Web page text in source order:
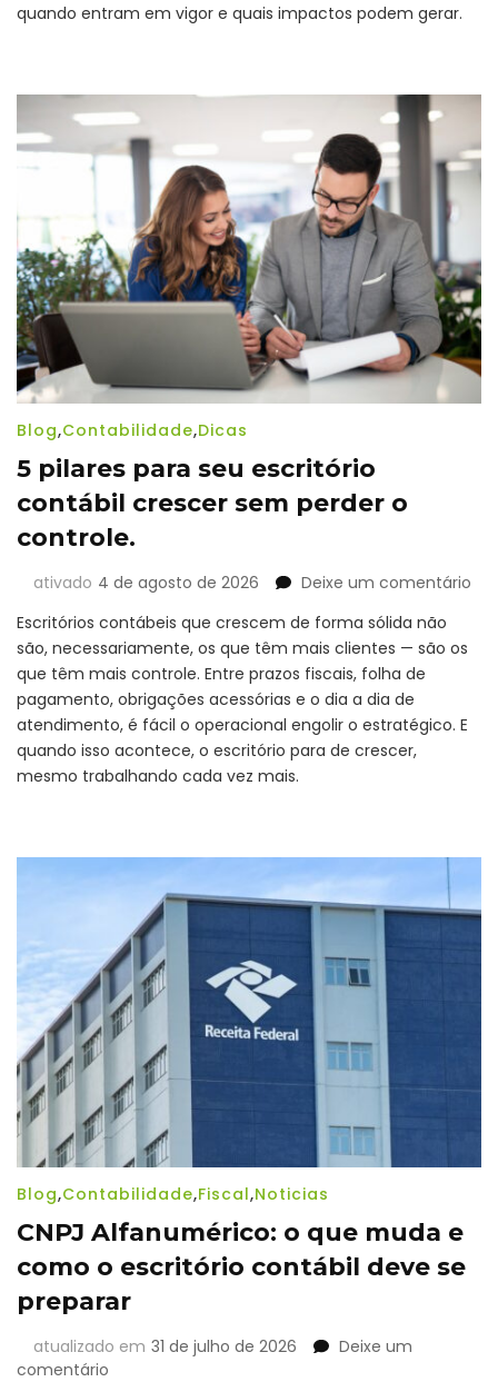
quando entram em vigor e quais impactos podem gerar.
Blog,Contabilidade,Dicas
5 pilares para seu escritório
contábil crescer sem perder o
controle.
ativado 4 de agosto de 2026 Deixe um comentário
Escritórios contábeis que crescem de forma sólida não
são, necessariamente, os que têm mais clientes — são os
que têm mais controle. Entre prazos fiscais, folha de
pagamento, obrigações acessórias e o dia a dia de
atendimento, é fácil o operacional engolir o estratégico. E
quando isso acontece, o escritório para de crescer,
mesmo trabalhando cada vez mais.
Blog,Contabilidade,Fiscal,Noticias
CNPJ Alfanumérico: o que muda e
como o escritório contábil deve se
preparar
atualizado em 31 de julho de 2026
Deixe um
comentário